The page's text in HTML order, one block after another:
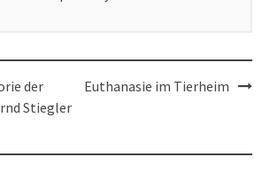
der
Stiegler
Euthanasie im Tierheim